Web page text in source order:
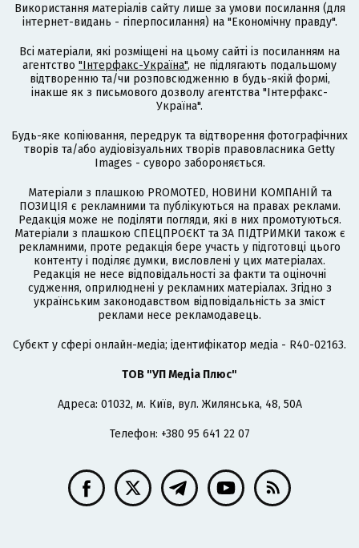
Використання матеріалів сайту лише за умови посилання (для
інтернет-видань - гіперпосилання) на "Економічну правду".
Всі матеріали, які розміщені на цьому сайті із посиланням на
агентство "Інтерфакс-Україна", не підлягають подальшому
відтворенню та/чи розповсюдженню в будь-якій формі,
інакше як з письмового дозволу агентства "Інтерфакс-
Україна".
Будь-яке копіювання, передрук та відтворення фотографічних
творів та/або аудіовізуальних творів правовласника Getty
Images - суворо забороняється.
Матеріали з плашкою PROMOTED, НОВИНИ КОМПАНІЙ та
ПОЗИЦІЯ є рекламними та публікуються на правах реклами.
Редакція може не поділяти погляди, які в них промотуються.
Матеріали з плашкою СПЕЦПРОЄКТ та ЗА ПІДТРИМКИ також є
рекламними, проте редакція бере участь у підготовці цього
контенту і поділяє думки, висловлені у цих матеріалах.
Редакція не несе відповідальності за факти та оціночні
судження, оприлюднені у рекламних матеріалах. Згідно з
українським законодавством відповідальність за зміст
реклами несе рекламодавець.
Cубєкт у сфері онлайн-медіа; ідентифікатор медіа - R40-02163.
ТОВ "УП Медіа Плюс"
Адреса: 01032, м. Київ, вул. Жилянська, 48, 50А
Телефон: +380 95 641 22 07